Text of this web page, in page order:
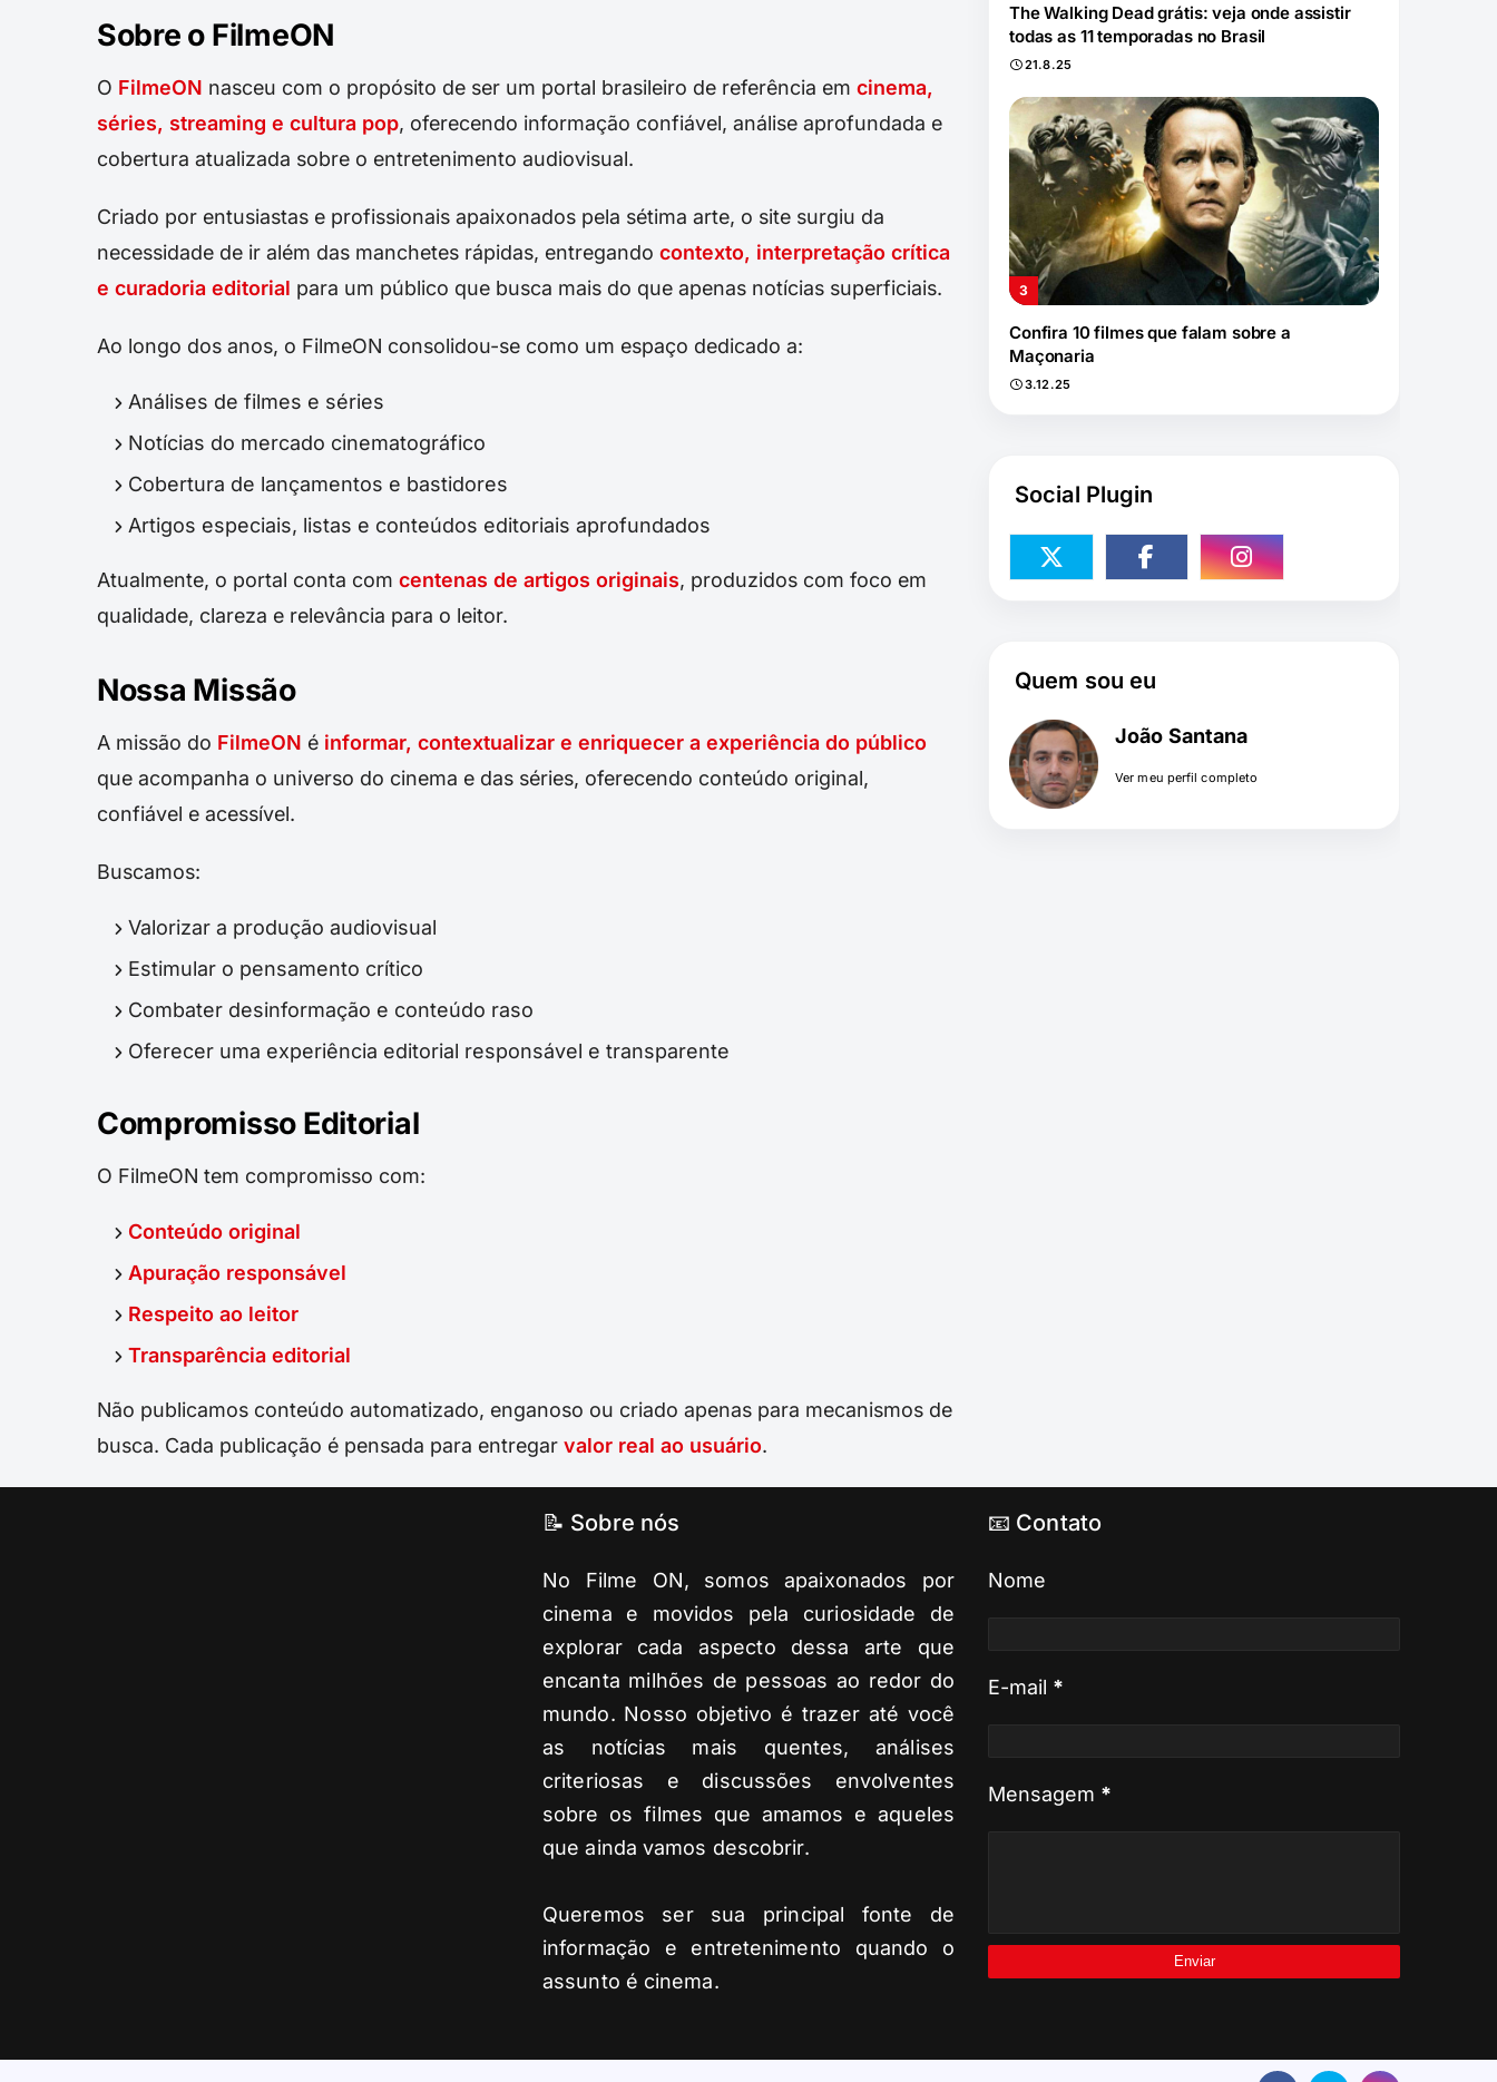
Sobre o FilmeON
O FilmeON nasceu com o propósito de ser um portal brasileiro de referência em cinema,
séries, streaming e cultura pop, oferecendo informação confiável, análise aprofundada e
cobertura atualizada sobre o entretenimento audiovisual.
Criado por entusiastas e profissionais apaixonados pela sétima arte, o site surgiu da
necessidade de ir além das manchetes rápidas, entregando contexto, interpretação crítica
e curadoria editorial para um público que busca mais do que apenas notícias superficiais.
Ao longo dos anos, o FilmeON consolidou-se como um espaço dedicado a:
Análises de filmes e séries
Notícias do mercado cinematográfico
Cobertura de lançamentos e bastidores
Artigos especiais, listas e conteúdos editoriais aprofundados
Atualmente, o portal conta com centenas de artigos originais, produzidos com foco em
qualidade, clareza e relevância para o leitor.
Nossa Missão
A missão do FilmeON é informar, contextualizar e enriquecer a experiência do público
que acompanha o universo do cinema e das séries, oferecendo conteúdo original,
confiável e acessível.
Buscamos:
Valorizar a produção audiovisual
Estimular o pensamento crítico
Combater desinformação e conteúdo raso
Oferecer uma experiência editorial responsável e transparente
Compromisso Editorial
O FilmeON tem compromisso com:
Conteúdo original
Apuração responsável
Respeito ao leitor
Transparência editorial
Não publicamos conteúdo automatizado, enganoso ou criado apenas para mecanismos de
busca. Cada publicação é pensada para entregar valor real ao usuário.
The Walking Dead grátis: veja onde assistir
todas as 11 temporadas no Brasil
21.8.25
Confira 10 filmes que falam sobre a
Maçonaria
3.12.25
Social Plugin
Quem sou eu
João Santana
Ver meu perfil completo
📝 Sobre nós
No Filme ON, somos apaixonados por
cinema e movidos pela curiosidade de
explorar cada aspecto dessa arte que
encanta milhões de pessoas ao redor do
mundo. Nosso objetivo é trazer até você
as notícias mais quentes, análises
criteriosas e discussões envolventes
sobre os filmes que amamos e aqueles
que ainda vamos descobrir.
Queremos ser sua principal fonte de
informação e entretenimento quando o
assunto é cinema.
📧 Contato
Nome
E-mail *
Mensagem *